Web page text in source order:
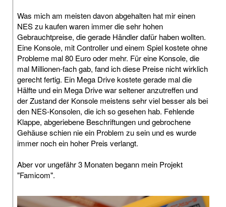
Was mich am meisten davon abgehalten hat mir einen
NES zu kaufen waren immer die sehr hohen
Gebrauchtpreise, die gerade Händler dafür haben wollten.
Eine Konsole, mit Controller und einem Spiel kostete ohne
Probleme mal 80 Euro oder mehr. Für eine Konsole, die
mal Millionen-fach gab, fand ich diese Preise nicht wirklich
gerecht fertig. Ein Mega Drive kostete gerade mal die
Hälfte und ein Mega Drive war seltener anzutreffen und
der Zustand der Konsole meistens sehr viel besser als bei
den NES-Konsolen, die ich so gesehen hab. Fehlende
Klappe, abgeriebene Beschriftungen und gebrochene
Gehäuse schien nie ein Problem zu sein und es wurde
immer noch ein hoher Preis verlangt.
Aber vor ungefähr 3 Monaten begann mein Projekt
"Famicom".